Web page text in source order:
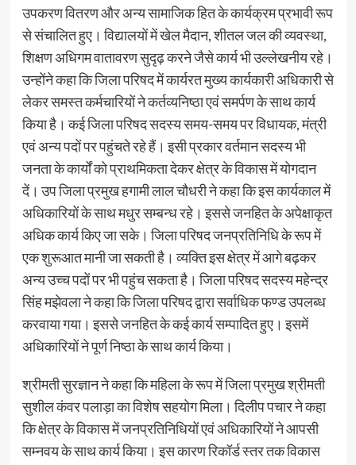
उपकरण वितरण और अन्य सामाजिक हित के कार्यक्रम प्रभावी रूप
से संचालित हुए। विद्यालयों में खेल मैदान, शीतल जल की व्यवस्था,
शिक्षण अधिगम वातावरण सुदृढ़ करने जैसे कार्य भी उल्लेखनीय रहे।
उन्होंने कहा कि जिला परिषद में कार्यरत मुख्य कार्यकारी अधिकारी से
लेकर समस्त कर्मचारियों ने कर्तव्यनिष्ठा एवं समर्पण के साथ कार्य
किया है। कई जिला परिषद सदस्य समय-समय पर विधायक, मंत्री
एवं अन्य पदों पर पहुंचते रहे हैं। इसी प्रकार वर्तमान सदस्य भी
जनता के कार्यों को प्राथमिकता देकर क्षेत्र के विकास में योगदान
दें। उप जिला प्रमुख हगामी लाल चौधरी ने कहा कि इस कार्यकाल में
अधिकारियों के साथ मधुर सम्बन्ध रहे। इससे जनहित के अपेक्षाकृत
अधिक कार्य किए जा सके। जिला परिषद जनप्रतिनिधि के रूप में
एक शुरूआत मानी जा सकती है। व्यक्ति इस क्षेत्र में आगे बढ़कर
अन्य उच्च पदों पर भी पहुंच सकता है। जिला परिषद सदस्य महेन्द्र
सिंह मझेवला ने कहा कि जिला परिषद द्वारा सर्वाधिक फण्ड उपलब्ध
करवाया गया। इससे जनहित के कई कार्य सम्पादित हुए। इसमें
अधिकारियों ने पूर्ण निष्ठा के साथ कार्य किया।
श्रीमती सुरज्ञान ने कहा कि महिला के रूप में जिला प्रमुख श्रीमती
सुशील कंवर पलाड़ा का विशेष सहयोग मिला। दिलीप पचार ने कहा
कि क्षेत्र के विकास में जनप्रतिनिधियों एवं अधिकारियों ने आपसी
सम्नवय के साथ कार्य किया। इस कारण रिकॉर्ड स्तर तक विकास